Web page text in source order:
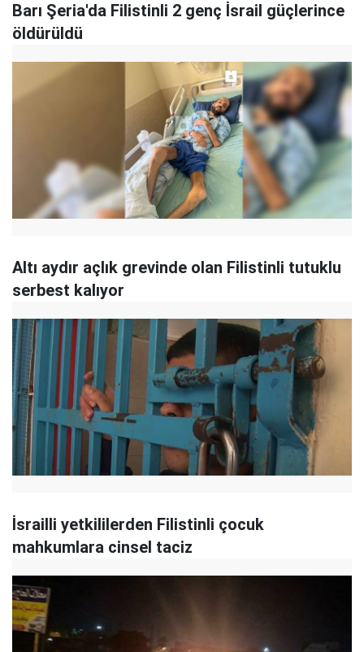
Barı Şeria'da Filistinli 2 genç İsrail güçlerince
öldürüldü
Altı aydır açlık grevinde olan Filistinli tutuklu
serbest kalıyor
İsrailli yetkililerden Filistinli çocuk
mahkumlara cinsel taciz